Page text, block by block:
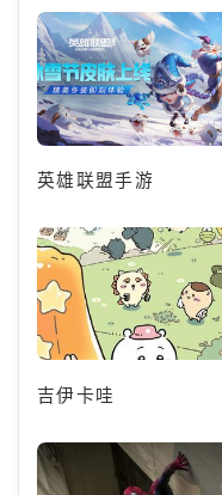
英雄联盟手游
吉伊卡哇